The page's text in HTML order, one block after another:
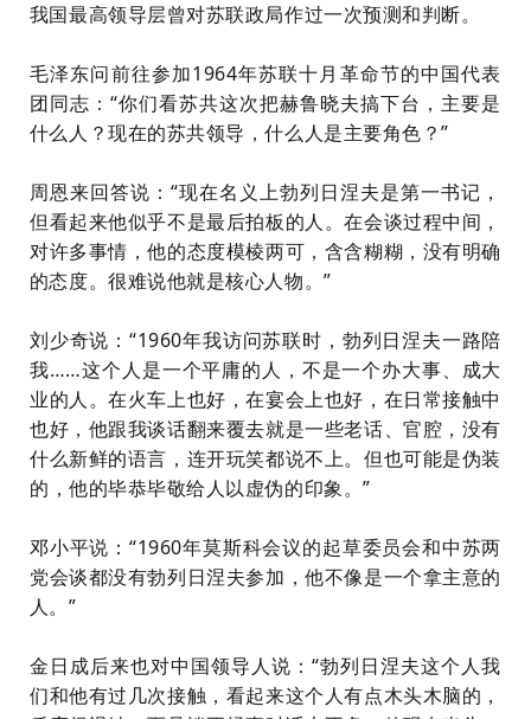
我国最高领导层曾对苏联政局作过一次预测和判断。
毛泽东问前往参加1964年苏联十月革命节的中国代表
团同志：“你们看苏共这次把赫鲁晓夫搞下台，主要是
什么人？现在的苏共领导，什么人是主要角色？”
周恩来回答说：“现在名义上勃列日涅夫是第一书记，
但看起来他似乎不是最后拍板的人。在会谈过程中间，
对许多事情，他的态度模棱两可，含含糊糊，没有明确
的态度。很难说他就是核心人物。”
刘少奇说：“1960年我访问苏联时，勃列日涅夫一路陪
我……这个人是一个平庸的人，不是一个办大事、成大
业的人。在火车上也好，在宴会上也好，在日常接触中
也好，他跟我谈话翻来覆去就是一些老话、官腔，没有
什么新鲜的语言，连开玩笑都说不上。 但也可能是伪装
的 ，他的毕恭毕敬给人以虚伪的印象。”
邓小平说：“1960年莫斯科会议的起草委员会和中苏两
党会谈都没有勃列日涅夫参加，他不像是一个拿主意的
人。”
金日成后来也对中国领导人说：“勃列日涅夫这个人我
们和他有过几次接触，看起来这个人有点木头木脑的，